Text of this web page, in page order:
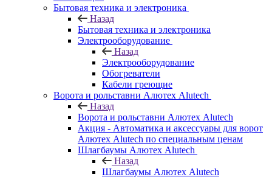
Бытовая техника и электроника
Назад
Бытовая техника и электроника
Электрооборудование
Назад
Электрооборудование
Обогреватели
Кабели греющие
Ворота и рольставни Алютех Alutech
Назад
Ворота и рольставни Алютех Alutech
Акция - Автоматика и аксессуары для ворот
Алютех Alutech по специальным ценам
Шлагбаумы Алютех Alutech
Назад
Шлагбаумы Алютех Alutech